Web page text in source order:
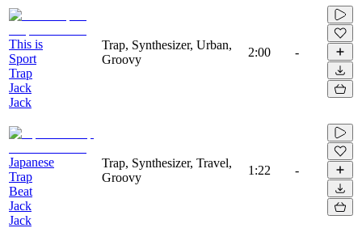
This is
Sport
Trap
Jack
Jack
Trap, Synthesizer, Urban,
Groovy
2:00 -
Japanese
Trap
Beat
Jack
Jack
Trap, Synthesizer, Travel,
Groovy
1:22 -